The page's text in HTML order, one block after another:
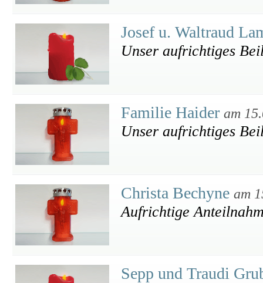
Josef u. Waltraud
Unser aufrichtiges
Familie Haider am
Unser aufrichtiges
Christa Bechyne am
Aufrichtige
Sepp und Traudi